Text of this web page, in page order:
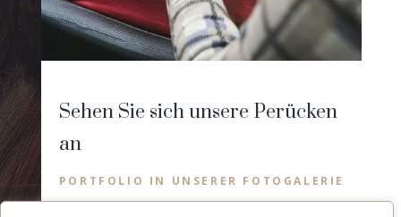
Sehen Sie sich unsere Perücken
an
PORTFOLIO IN UNSERER FOTOGALERIE